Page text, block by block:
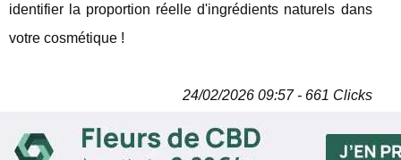
identifier la proportion réelle d'ingrédients naturels dans
votre cosmétique !
24/02/2026 09:57 - 661 Clicks